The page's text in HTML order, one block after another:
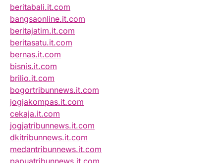
beritabali.it.com
bangsaonline.it.com
beritajatim.it.com
beritasatu.it.com
bernas.it.com
bisnis.it.com
brilio.it.com
bogortribunnews.it.com
jogjakompas.it.com
cekaja.it.com
jogjatribunnews.it.com
dkitribunnews.it.com
medantribunnews.it.com